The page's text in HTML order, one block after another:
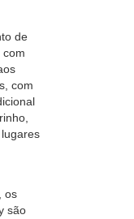
de
com
com
os
são